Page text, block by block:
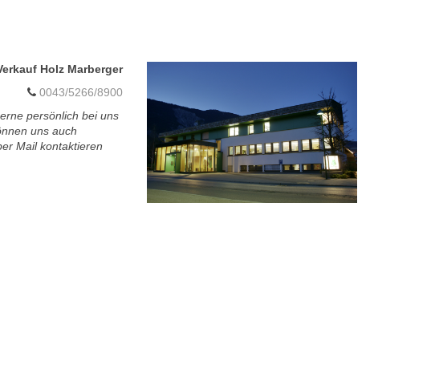
Holz Marberger
0043/5266/8900
persönlich bei uns
uns auch
Mail kontaktieren